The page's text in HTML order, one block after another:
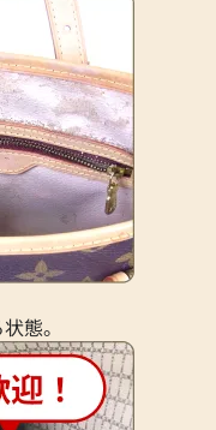
フェンディ ペカ
参考買取価格
態。